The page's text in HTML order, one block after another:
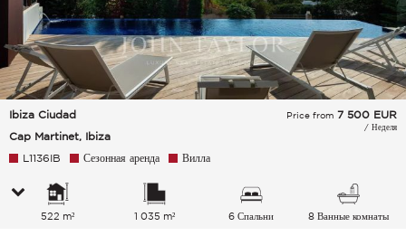
Ibiza Ciudad
Cap Martinet, Ibiza
Price from 7 500 EUR
/ Неделя
L1136IB Сезонная аренда Вилла
522 m² 1 035 m² 6 Спальни 8 Ванные комнаты